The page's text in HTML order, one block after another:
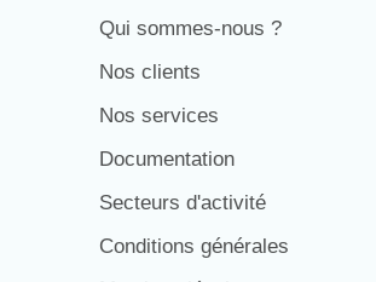
Qui sommes-nous ?
Nos clients
Nos services
Documentation
Secteurs d'activité
Conditions générales